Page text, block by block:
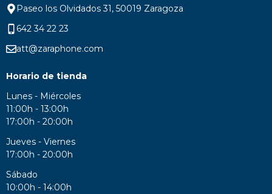
Paseo los Olvidados 31, 50019 Zaragoza
642 34 22 23
att@zaraphone.com
Horario de tienda
Lunes - Miércoles
11:00h - 13:00h
17:00h - 20:00h
Jueves - Viernes
17:00h - 20:00h
Sábado
10:00h - 14:00h